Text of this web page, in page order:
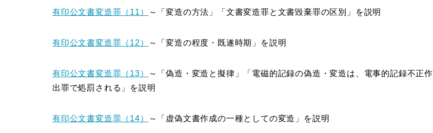
有印公文書変造罪（11） ～「変造の方法」「文書変造罪と文書毀棄罪の区別」を説明
有印公文書変造罪（12） ～「変造の程度・既遂時期」を説明
有印公文書変造罪（13）
～「偽造・変造と擬律」「電磁的記録の偽造・変造は、電事的記録不正作
出罪で処罰される」を説明
有印公文書変造罪（14） ～「虚偽文書作成の一種としての変造」を説明